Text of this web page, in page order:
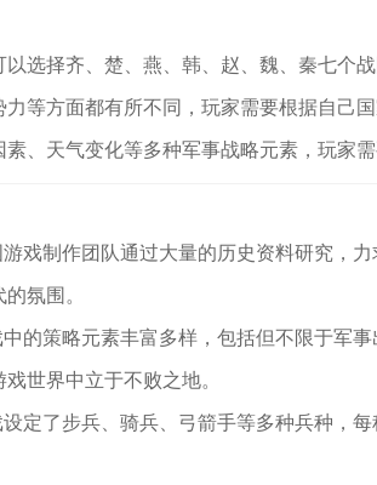
以选择齐、楚、燕、韩、赵、魏、秦七个
等方面都有所不同，玩家需要根据自己
、天气变化等多种军事战略元素，玩家
戏制作团队通过大量的历史资料研究，
氛围。
的策略元素丰富多样，包括但不限于军
世界中立于不败之地。
定了步兵、骑兵、弓箭手等多种兵种，